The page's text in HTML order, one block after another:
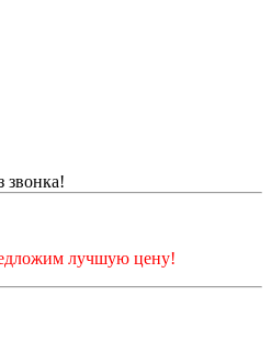
звонка!
лучшую цену!